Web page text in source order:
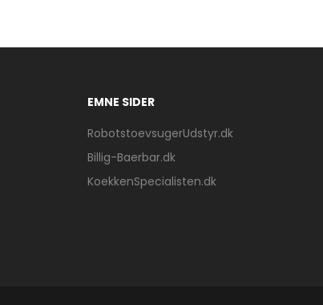
EMNE SIDER
RobotstoevsugerUdstyr.dk
Billig-Baerbar.dk
KoekkenSpecialisten.dk